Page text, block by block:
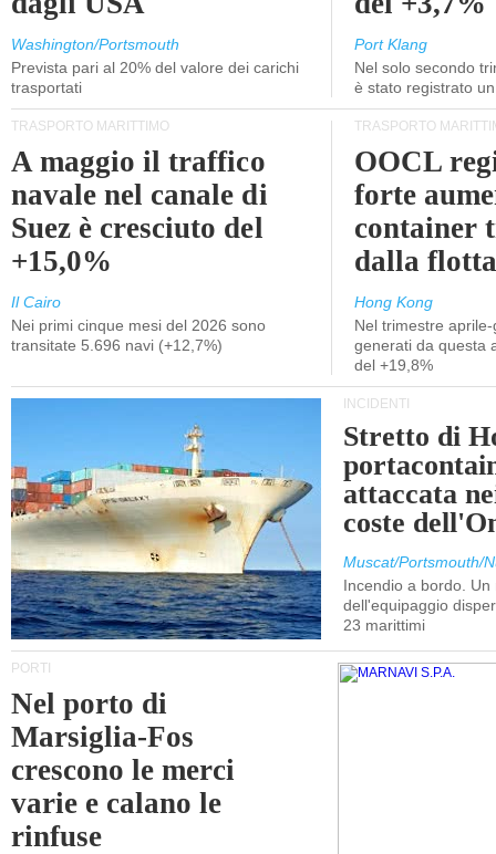
Washington/Portsmouth
Prevista pari al 20% del valore dei carichi
trasportati
Port Klang
Nel solo secondo
è stato registrato
TRASPORTO MARITTIMO
A maggio il traffico
navale nel canale di
Suez è cresciuto del
+15,0%
Il Cairo
Nei primi cinque mesi del 2026 sono
transitate 5.696 navi (+12,7%)
TRASPORTO
OOCL
forte
container
dalla
Hong Kong
Nel trimestre
generati da questa
del +19,8%
INCIDENTI
Stretto di
attaccata
coste
Muscat/Portsmouth/
Incendio a bordo. Un
dell'equipaggio
23 marittimi
PORTI
Nel porto di
Marsiglia-Fos
crescono le merci
varie e calano le
rinfuse